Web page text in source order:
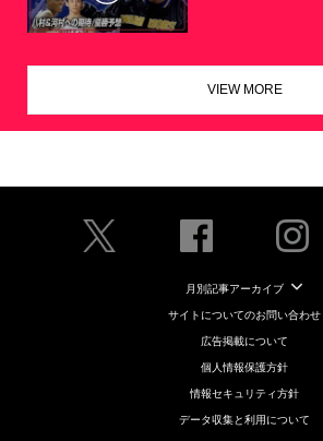
VIEW MORE
月別記事アーカイブ
サイトについてのお問い合わせ
広告掲載について
個人情報保護方針
情報セキュリティ方針
データ収集と利用について